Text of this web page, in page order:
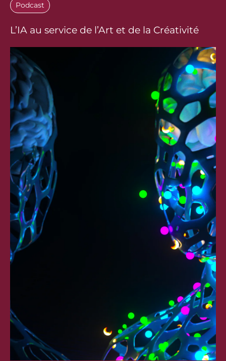
Podcast
L’IA au service de l’Art et de la Créativité